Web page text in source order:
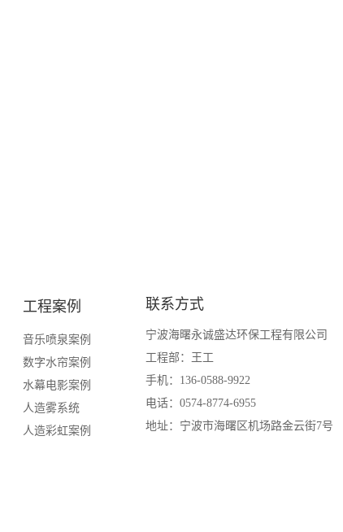
工程案例
音乐喷泉案例
数字水帘案例
水幕电影案例
人造雾系统
人造彩虹案例
联系方式
宁波海曙永诚盛达环保工程有限公司
工程部：王工
手机：136-0588-9922
电话：0574-8774-6955
地址：宁波市海曙区机场路金云街7号